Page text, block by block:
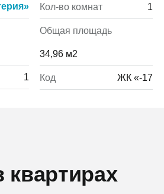
1
Кол-во комнат 1
Общая площадь
34,96 м2
Код ЖК «-17
квартирах